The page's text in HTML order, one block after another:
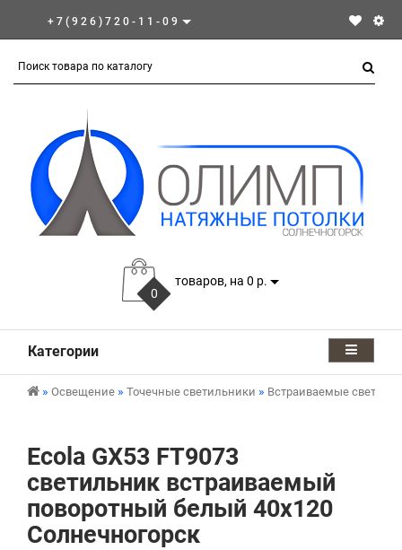
+7(926)720-11-09
0
товаров, на 0 р.
Категории
Освещение Точечные светильники Встраиваемые
Ecola GX53 FT9073
светильник встраиваемый
поворотный белый 40x120
Солнечногорск